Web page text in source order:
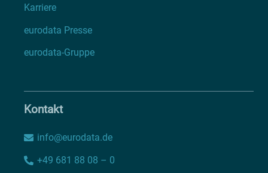
Karriere
eurodata Presse
eurodata-Gruppe
Kontakt
info@eurodata.de
+49 681 88 08 – 0